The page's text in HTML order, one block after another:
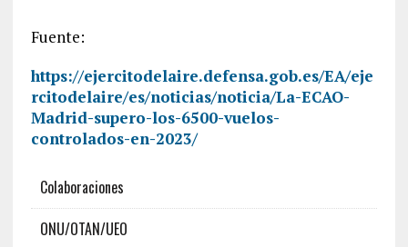
Fuente:
https://ejercitodelaire.defensa.gob.es/EA/eje
rcitodelaire/es/noticias/noticia/La-ECAO-
Madrid-supero-los-6500-vuelos-
controlados-en-2023/
Colaboraciones
ONU/OTAN/UEO